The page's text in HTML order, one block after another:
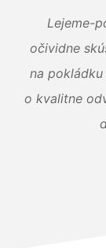
Lejeme-
očividne
na
o kvalitne